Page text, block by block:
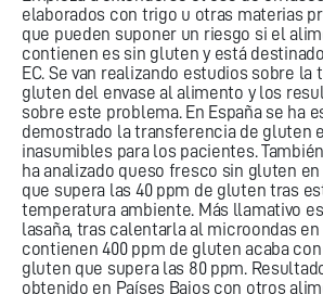
elaborados con trigo u otras materias
que pueden suponer un riesgo si el
contienen es sin gluten y está
EC. Se van realizando estudios sobre la
gluten del envase al alimento y los
sobre este problema. En España se ha
demostrado la transferencia de gluten
inasumibles para los pacientes.
ha analizado queso fresco sin gluten
que supera las 40 ppm de gluten tras
temperatura ambiente. Más llamativo
lasaña, tras calentarla al microondas en
contienen 400 ppm de gluten acaba
gluten que supera las 80 ppm.
obtenido en Países Bajos con otros